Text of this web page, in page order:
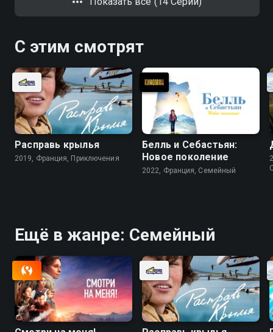
С этим смотрят
Расправь крылья
2019, Франция, Приключения
Белль и Себастьян:
Новое поколение
2022, Франция, Cемейный
Ещё в жанре: Cемейный